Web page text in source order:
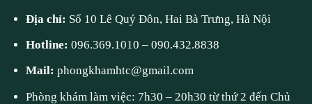
Địa chỉ: Số 10 Lê Quý Đôn, Hai Bà Trưng, Hà Nội
Hotline:096.369.1010 –090.432.8838
Mail:phongkhamhtc@gmail.com
Phòng khám làm việc: 7h30 – 20h30 từ thứ 2 đến Chủ